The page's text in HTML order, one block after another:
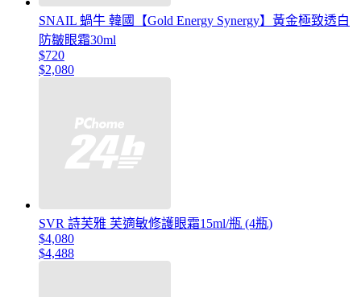
SNAIL 蝸牛 韓國【Gold Energy Synergy】黃金極致透白
防皺眼霜30ml
$720
$2,080
SVR 詩芙雅 芙適敏修護眼霜15ml/瓶 (4瓶)
$4,080
$4,488